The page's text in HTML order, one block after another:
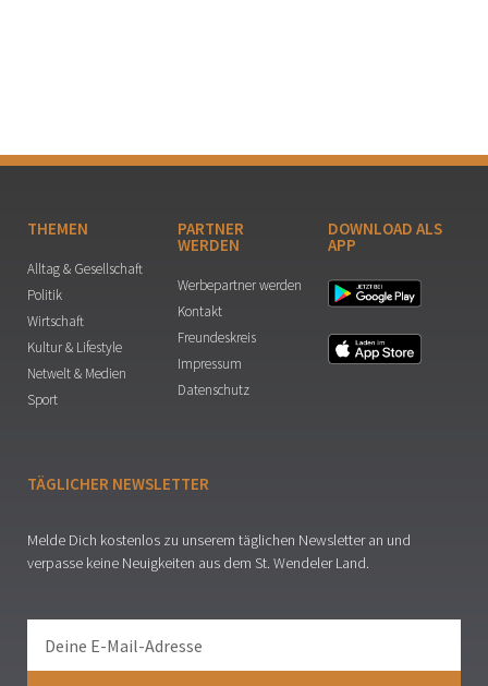
THEMEN
Alltag & Gesellschaft
Politik
Wirtschaft
Kultur & Lifestyle
Netwelt & Medien
Sport
PARTNER
WERDEN
Werbepartner werden
Kontakt
Freundeskreis
Impressum
Datenschutz
DOWNLOAD ALS
APP
TÄGLICHER NEWSLETTER
Melde Dich kostenlos zu unserem täglichen Newsletter an und
verpasse keine Neuigkeiten aus dem St. Wendeler Land.